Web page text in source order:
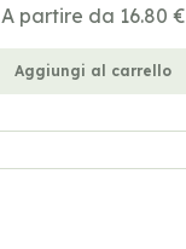
A partire da 16.80 €
Aggiungi al carrello